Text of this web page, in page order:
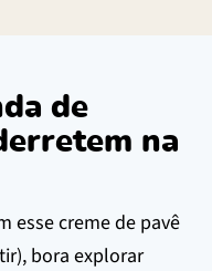
de
na
esse creme de pavê
bora explorar